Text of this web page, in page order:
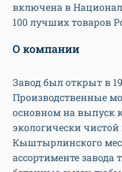
включена в
100 лучших товаров
О компании
Завод был открыт в
Производственные
основном на выпуск
экологически
Кыштырлинского
ассортименте завода